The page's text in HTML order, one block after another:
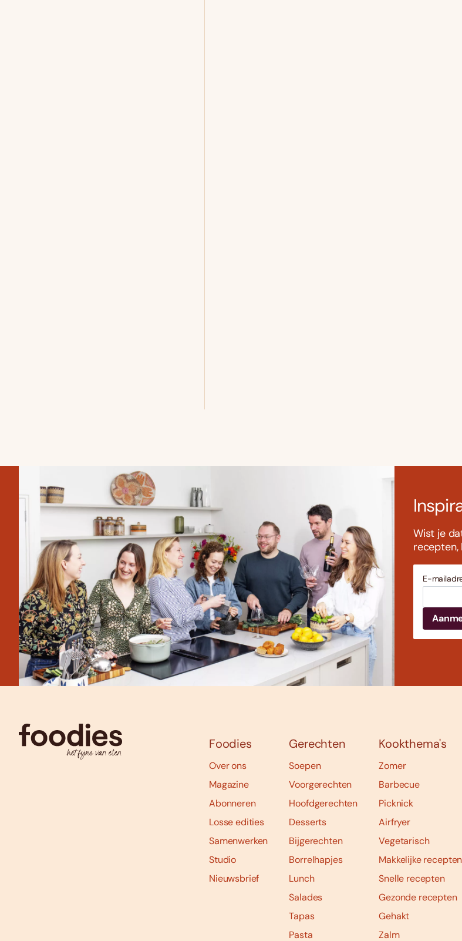
Wist je
recepten,
E-
Foodies
Over ons
Magazine
Abonneren
Losse edities
Samenwerken
Studio
Nieuwsbrief
Gerechten
Soepen
Voorgerechten
Hoofdgerechten
Desserts
Bijgerechten
Borrelhapjes
Lunch
Salades
Tapas
Pasta
Kookthema's
Zomer
Barbecue
Picknick
Airfryer
Vegetarisch
Makkelijke recepten
Snelle recepten
Gezonde recepten
Gehakt
Zalm